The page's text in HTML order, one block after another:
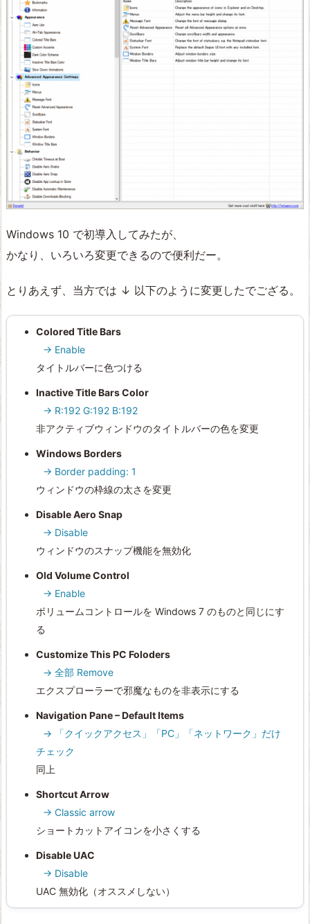
Windows 10 で初導入してみたが、
かなり、いろいろ変更できるので便利だー。
とりあえず、当方では ↓ 以下のように変更したでござる。
Colored Title Bars
→ Enable
タイトルバーに色つける
Inactive Title Bars Color
→ R:192 G:192 B:192
非アクティブウィンドウのタイトルバーの色を変更
Windows Borders
→ Border padding: 1
ウィンドウの枠線の太さを変更
Disable Aero Snap
→ Disable
ウィンドウのスナップ機能を無効化
Old Volume Control
→ Enable
ボリュームコントロールを Windows 7 のものと同じにす
る
Customize This PC Foloders
→ 全部 Remove
エクスプローラーで邪魔なものを非表示にする
Navigation Pane – Default Items
→ 「クイックアクセス」「PC」「ネットワーク」だけ
チェック
同上
Shortcut Arrow
→ Classic arrow
ショートカットアイコンを小さくする
Disable UAC
→ Disable
UAC 無効化（オススメしない）